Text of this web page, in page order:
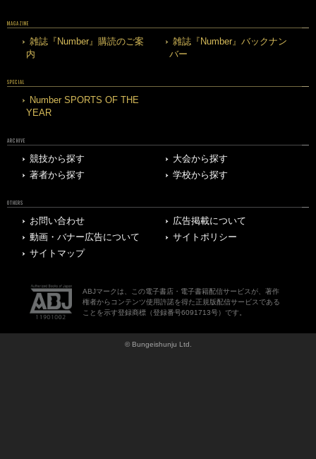
MAGAZINE
雑誌『Number』購読のご案
内
雑誌『Number』バックナン
バー
SPECIAL
Number SPORTS OF THE
YEAR
ARCHIVE
競技から探す
大会から探す
著者から探す
学校から探す
OTHERS
お問い合わせ
広告掲載について
動画・バナー広告について
サイトポリシー
サイトマップ
ABJマークは、この電子書店・電子書籍配信サービスが、著作
権者からコンテンツ使用許諾を得た正規版配信サービスである
ことを示す登録商標（登録番号6091713号）です。
© Bungeishunju Ltd.